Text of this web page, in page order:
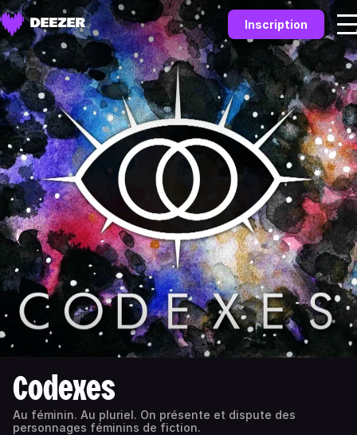
Inscription
Codexes
Au féminin. Au pluriel. On présente et dispute des
personnages féminins de fiction.